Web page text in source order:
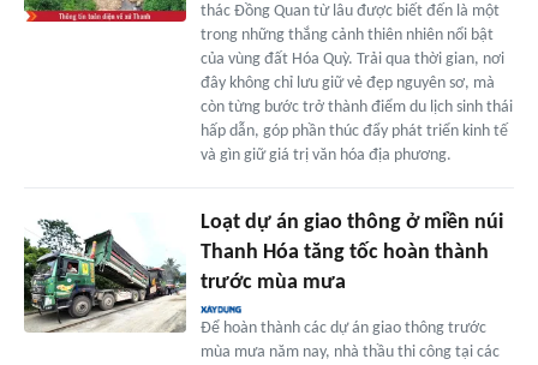
thác Đồng Quan từ lâu được biết đến là một
trong những thắng cảnh thiên nhiên nổi bật
của vùng đất Hóa Quỳ. Trải qua thời gian, nơi
đây không chỉ lưu giữ vẻ đẹp nguyên sơ, mà
còn từng bước trở thành điểm du lịch sinh thái
hấp dẫn, góp phần thúc đẩy phát triển kinh tế
và gìn giữ giá trị văn hóa địa phương.
Loạt dự án giao thông ở miền núi
Thanh Hóa tăng tốc hoàn thành
trước mùa mưa
Để hoàn thành các dự án giao thông trước
mùa mưa năm nay, nhà thầu thi công tại các